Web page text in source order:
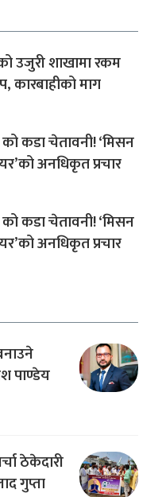
उजुरी शाखामा रकम
कारबाहीको माग
को कडा चेतावनी! ‘मिसन
अनधिकृत प्रचार
को कडा चेतावनी! ‘मिसन
अनधिकृत प्रचार
पाण्डेय
ठेकेदारी
गुप्ता